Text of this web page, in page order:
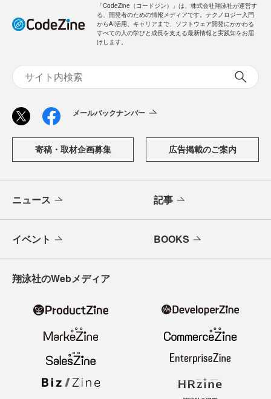
「CodeZine（コードジン）」は、株式会社翔泳社が運営す
る、開発者のための情報メディアです。テクノロジー入門
からAI活用、キャリアまで、ソフトウェア開発にかかわる
すべての人の学びと成長を支える最新情報と実践知をお届
けします。
メールバックナンバー
寄稿・取材企画募集 広告掲載のご案内
ニュース 記事
イベント BOOKS
翔泳社のWebメディア